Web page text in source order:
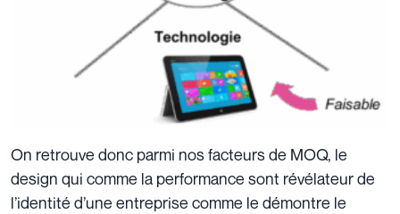
On retrouve donc parmi nos facteurs de MOQ, le
design qui comme la performance sont révélateur de
l’identité d’une entreprise comme le démontre le